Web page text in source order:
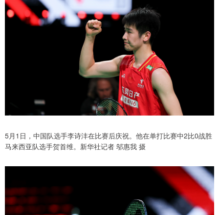
5月1日，中国队选手李诗沣在比赛后庆祝。他在单打比赛中2比0战胜
马来西亚队选手贺首维。新华社记者 邬惠我 摄